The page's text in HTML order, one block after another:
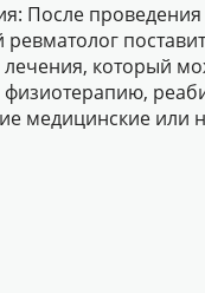
После
ревматолог
который
физиотерапию,
медицинские или